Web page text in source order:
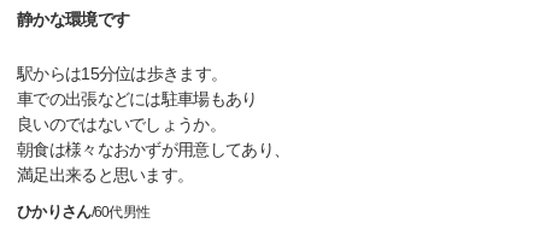
静かな環境です
駅からは15分位は歩きます。
車での出張などには駐車場もあり
良いのではないでしょうか。
朝食は様々なおかずが用意してあり、
満足出来ると思います。
ひかりさん/60代男性